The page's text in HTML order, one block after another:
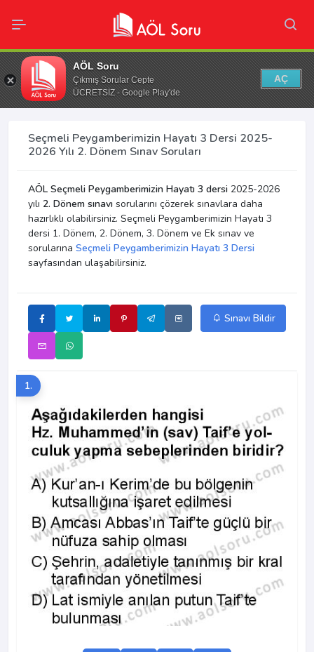
AÖL Soru
Çıkmış Sorular Cepte
ÜCRETSİZ - Google Play'de
AÇ
Seçmeli Peygamberimizin Hayatı 3 Dersi 2025-
2026 Yılı 2. Dönem Sınav Soruları
AÖL Seçmeli Peygamberimizin Hayatı 3 dersi 2025-2026
yılı 2. Dönem sınavı sorularını çözerek sınavlara daha
hazırlıklı olabilirsiniz. Seçmeli Peygamberimizin Hayatı 3
dersi 1. Dönem, 2. Dönem, 3. Dönem ve Ek sınav ve
sorularına Seçmeli Peygamberimizin Hayatı 3 Dersi
sayfasından ulaşabilirsiniz.
Sınavı Bildir
1.